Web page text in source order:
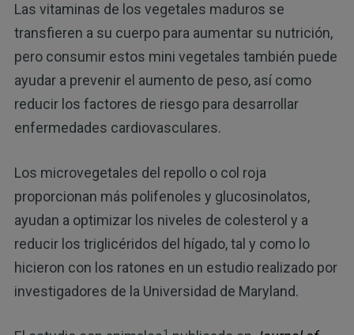
Las vitaminas de los vegetales maduros se
transfieren a su cuerpo para aumentar su nutrición,
pero consumir estos mini vegetales también puede
ayudar a prevenir el aumento de peso, así como
reducir los factores de riesgo para desarrollar
enfermedades cardiovasculares.
Los microvegetales del repollo o col roja
proporcionan más polifenoles y glucosinolatos,
ayudan a optimizar los niveles de colesterol y a
reducir los triglicéridos del hígado, tal y como lo
hicieron con los ratones en un estudio realizado por
investigadores de la Universidad de Maryland.
1